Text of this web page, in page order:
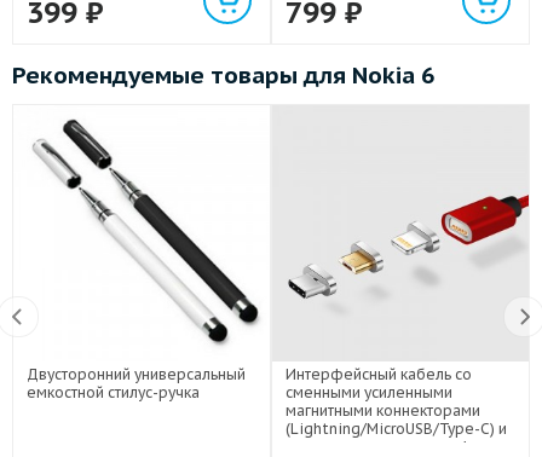
399 ₽ 799 ₽
Рекомендуемые товары для Nokia 6
Двусторонний универсальный
емкостной стилус-ручка
Интерфейсный кабель со
сменными усиленными
магнитными коннекторами
(Lightning/MicroUSB/Type-C) и
световым индикатором 1м